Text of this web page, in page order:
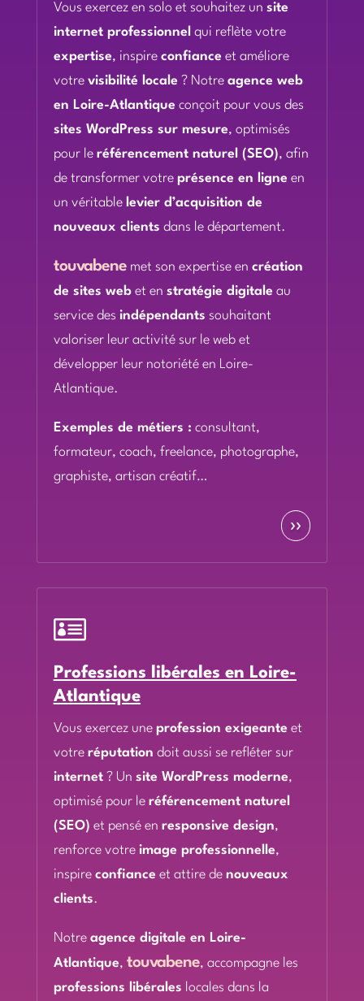
Vous exercez en solo et souhaitez un site
internet professionnel qui reflète votre
expertise, inspire confiance et améliore
votre visibilité locale ? Notre agence web
en Loire-Atlantique conçoit pour vous des
sites WordPress sur mesure, optimisés
pour le référencement naturel (SEO), afin
de transformer votre présence en ligne en
un véritable levier d’acquisition de
nouveaux clients dans le département.
touvabene met son expertise encréation
de sites webet en stratégie digitale au
service des indépendants souhaitant
valoriser leur activité sur le web et
développer leur notoriété en Loire-
Atlantique.
Exemples de métiers : consultant,
formateur, coach, freelance, photographe,
graphiste, artisan créatif…
››

Professions libérales en Loire-
Atlantique
Vous exercez une profession exigeante et
votre réputation doit aussi se refléter sur
internet? Un site WordPress moderne,
optimisé pour le référencement naturel
(SEO) et pensé en responsive design,
renforce votre image professionnelle,
inspire confiance et attire de nouveaux
clients.
Notre agence digitale en Loire-
Atlantique, touvabene, accompagne les
professions libérales locales dans la